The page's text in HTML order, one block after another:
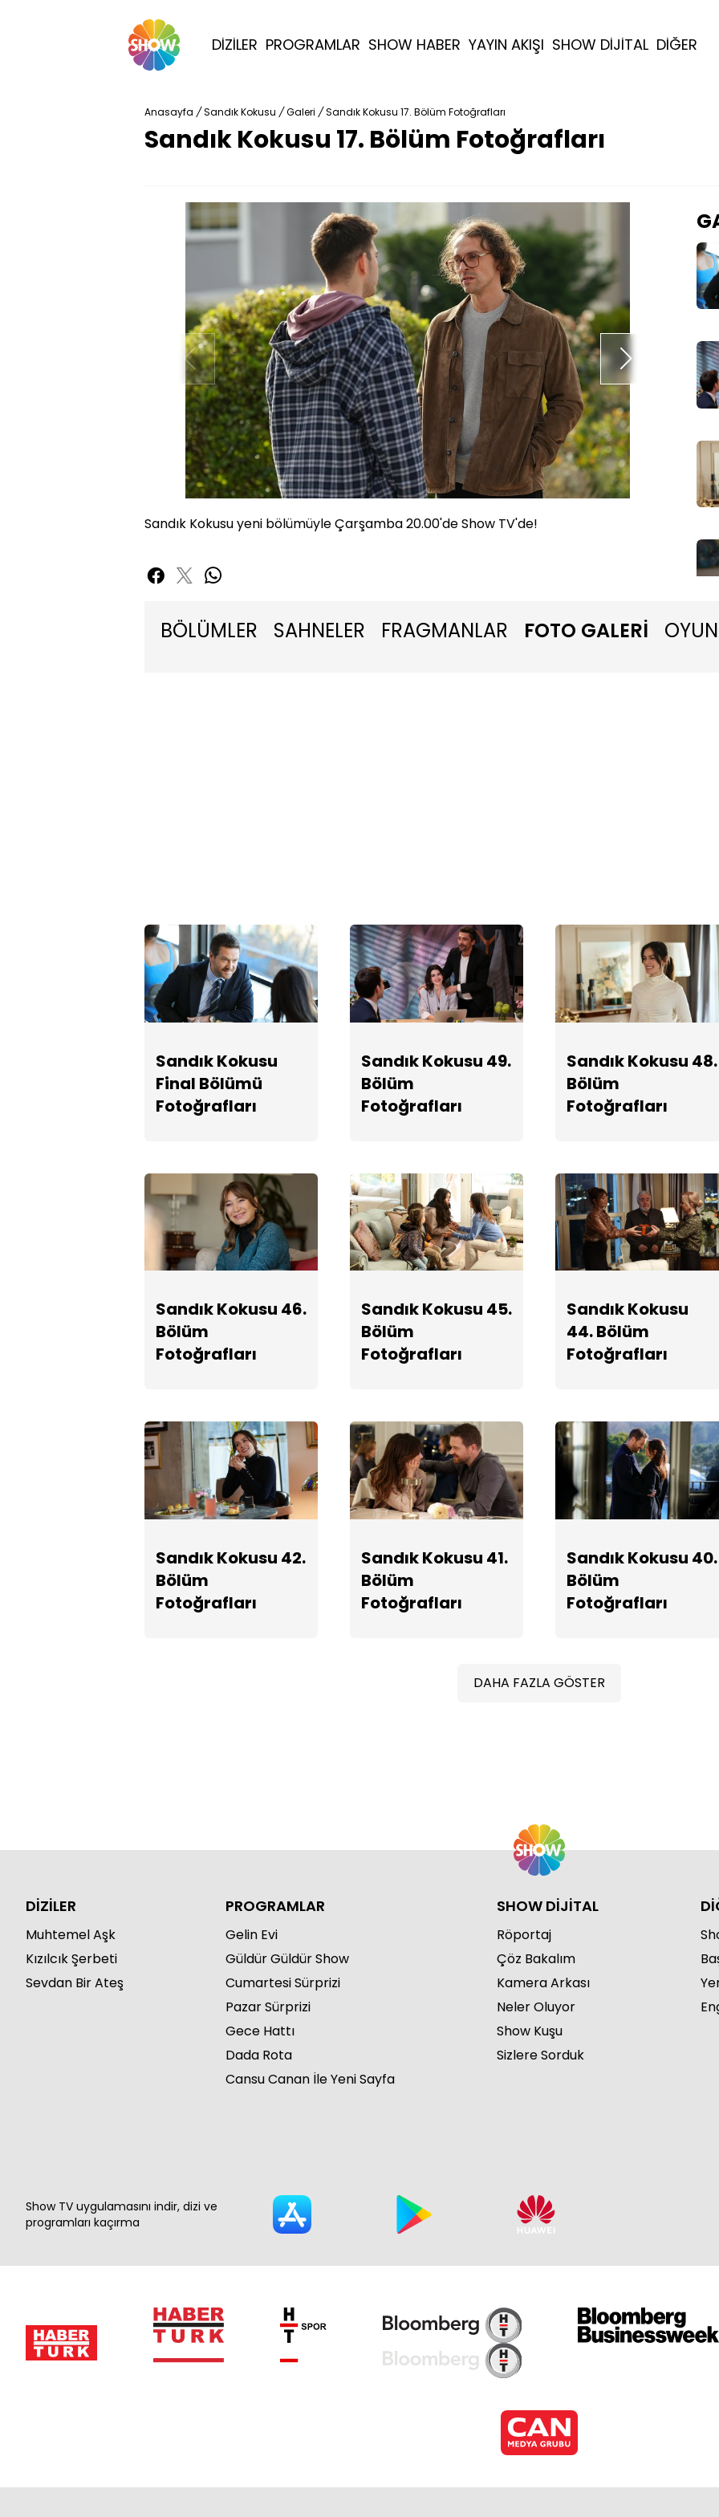
DİZİLER PROGRAMLAR SHOW HABER YAYIN AKIŞI SHOW DİJİTAL DİĞER
Anasayfa / Sandık Kokusu / Galeri / Sandık Kokusu 17. Bölüm Fotoğrafları
Sandık Kokusu 17. Bölüm Fotoğrafları
Sandık Kokusu yeni bölümüyle Çarşamba 20.00'de Show TV'de!
BÖLÜMLER SAHNELER FRAGMANLAR FOTO GALERİ
Sandık Kokusu
Final Bölümü
Fotoğrafları
Sandık Kokusu 49.
Bölüm
Fotoğrafları
Sandık Kokusu 48.
Bölüm
Fotoğrafları
Sandık Kokusu 46.
Bölüm
Fotoğrafları
Sandık Kokusu 45.
Bölüm
Fotoğrafları
Sandık Kokusu
44. Bölüm
Fotoğrafları
Sandık Kokusu 42.
Bölüm
Fotoğrafları
Sandık Kokusu 41.
Bölüm
Fotoğrafları
Sandık Kokusu 40.
Bölüm
Fotoğrafları
DAHA FAZLA GÖSTER
DİZİLER
Muhtemel Aşk
Kızılcık Şerbeti
Sevdan Bir Ateş
PROGRAMLAR
Gelin Evi
Güldür Güldür Show
Cumartesi Sürprizi
Pazar Sürprizi
Gece Hattı
Dada Rota
Cansu Canan İle Yeni Sayfa
SHOW DİJİTAL
Röportaj
Çöz Bakalım
Kamera Arkası
Neler Oluyor
Show Kuşu
Sizlere Sorduk
Show TV uygulamasını indir, dizi ve
programları kaçırma